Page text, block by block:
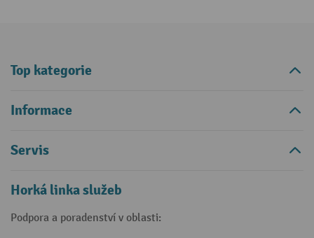
Top kategorie
Informace
Servis
Horká linka služeb
Podpora a poradenství v oblasti: